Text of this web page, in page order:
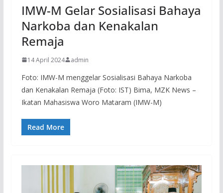
IMW-M Gelar Sosialisasi Bahaya
Narkoba dan Kenakalan
Remaja
14 April 2024 admin
Foto: IMW-M menggelar Sosialisasi Bahaya Narkoba
dan Kenakalan Remaja (Foto: IST) Bima, MZK News –
Ikatan Mahasiswa Woro Mataram (IMW-M)
Read More